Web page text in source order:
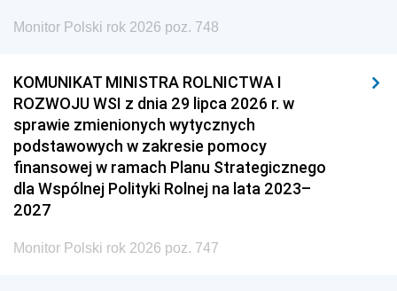
Monitor Polski rok 2026 poz. 748
KOMUNIKAT MINISTRA ROLNICTWA I
ROZWOJU WSI z dnia 29 lipca 2026 r. w
sprawie zmienionych wytycznych
podstawowych w zakresie pomocy
finansowej w ramach Planu Strategicznego
dla Wspólnej Polityki Rolnej na lata 2023–
2027
Monitor Polski rok 2026 poz. 747